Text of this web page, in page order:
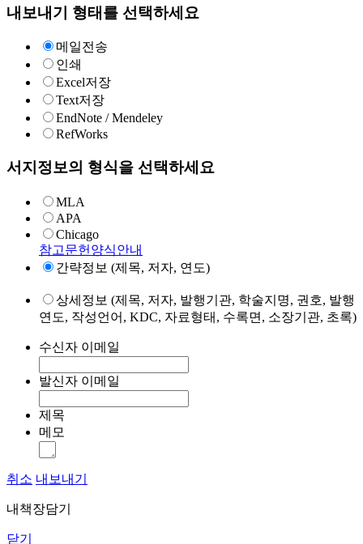
내보내기 형태를 선택하세요
메일전송
인쇄
Excel저장
Text저장
EndNote / Mendeley
RefWorks
서지정보의 형식을 선택하세요
MLA
APA
Chicago
참고문헌양식안내
간략정보 (제목, 저자, 연도)
상세정보 (제목, 저자, 발행기관, 학술지명, 권호, 발행
연도, 작성언어, KDC, 자료형태, 수록면, 소장기관, 초록)
수신자 이메일
발신자 이메일
제목
메모
취소 내보내기
내책장담기
닫기